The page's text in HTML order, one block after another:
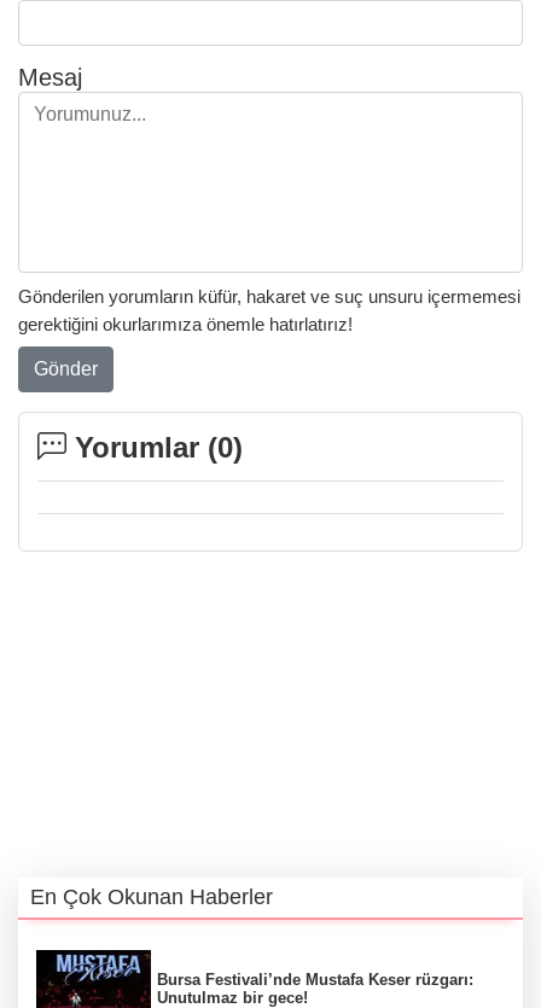
Mesaj
Gönderilen yorumların küfür, hakaret ve suç unsuru içermemesi
gerektiğini okurlarımıza önemle hatırlatırız!
Gönder
Yorumlar (0)
En Çok Okunan Haberler
Bursa Festivali’nde Mustafa Keser rüzgarı:
Unutulmaz bir gece!